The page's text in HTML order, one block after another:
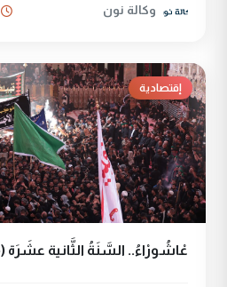
وكالة نون
إقتصادية
عْاشُورْاءُ.. السَّنَةُ الثَّانية عشَرَة (16)